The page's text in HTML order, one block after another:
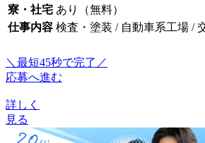
寮・社宅 あり（無料）
仕事内容 検査・塗装 / 自動車系工場 /
＼最短45秒で完了／
応募へ進む
詳しく
見る